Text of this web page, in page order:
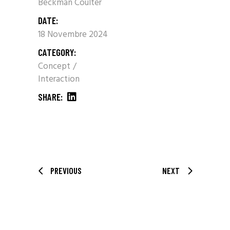
Beckman Coulter
DATE:
18 Novembre 2024
CATEGORY:
Concept
Interaction
SHARE:
PREVIOUS NEXT